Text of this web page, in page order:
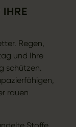
IHRE
Regen,
und Ihre
schützen.
rauen